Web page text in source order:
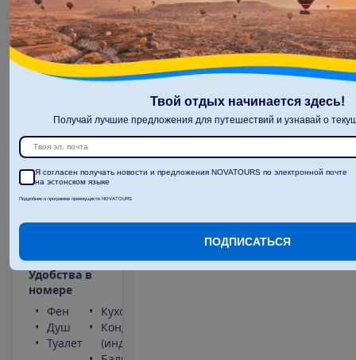
Итого:585.00€/чел.
Итого1170.00€/группу
о
Studio 3
Удобства в
номере
Фен
Душ
Туалет
Кухонная ниша
Кондиционер
(индивидуальный)
Твой отдых начинается здесь!
Получай лучшие предложения для путешествий и узнавай о
Я согласен получать новости и предложения NOVATOURS по электронной почте
на эстонском языке
Подробнее о программе преимуществ NOVATOURS
ПОДПИСАТЬСЯ